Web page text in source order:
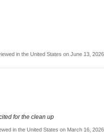
in the United States on June 13, 2026
for the clean up
in the United States on March 16, 2026